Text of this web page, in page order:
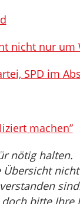
nicht nur um
SPD im
machen”
nötig halten.
bitte Ihre